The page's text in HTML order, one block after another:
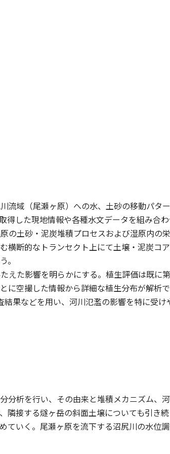
流域（尾瀬ヶ原）への水、土砂の移動パタ
した現地情報や各種水文データを組み合わ
の土砂・泥炭堆積プロセスおよび湿原内の
横断的なトランセクト上にて土壌・泥炭コ
。
えた影響を明らかにする。植生評価は既に
に空撮した情報から詳細な植生分布が解析
果などを用い、河川氾濫の影響を特に受
分析を行い、その由来と堆積メカニズム、
隣接する燧ヶ岳の斜面土壌についても引き
ていく。尾瀬ヶ原を流下する沼尻川の水位